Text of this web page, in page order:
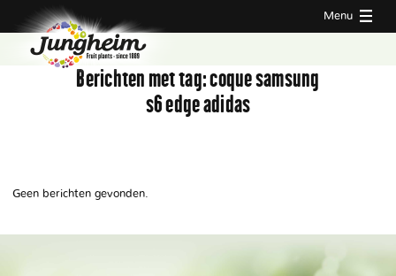
Menu
Berichten met tag:coque samsung
s6 edge adidas
Geen berichten gevonden.